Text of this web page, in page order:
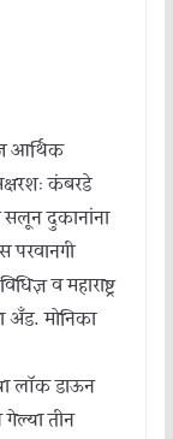
आर्थिक
कंबरडे
सलून दुकानांना
परवानगी
व महाराष्ट्र
अँड. मोनिका
लॉक डाऊन
तीन